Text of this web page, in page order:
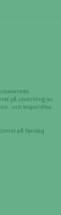
på utveckling av
och bispecifika
på Nasdaq